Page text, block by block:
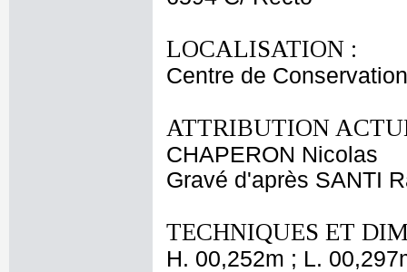
LOCALISATION :
Centre de
ATTRIBUTION
CHAPERON Nicolas
Gravé d'après SANTI
TECHNIQUES ET
H. 00,252m ; L.